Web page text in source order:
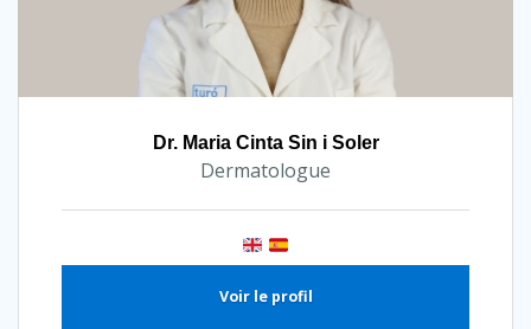
Dr. Maria Cinta Sin i Soler
Dermatologue
Voir le profil